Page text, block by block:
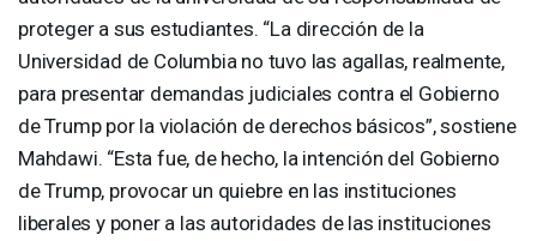
proteger a sus estudiantes. “La dirección de la
Universidad de Columbia no tuvo las agallas, realmente,
para presentar demandas judiciales contra el Gobierno
de Trump por la violación de derechos básicos”, sostiene
Mahdawi. “Esta fue, de hecho, la intención del Gobierno
de Trump, provocar un quiebre en las instituciones
liberales y poner a las autoridades de las instituciones